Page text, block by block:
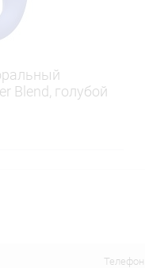
Blend, голубой
Телефон